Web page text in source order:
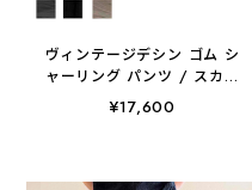
ヴィンテージデシン ゴム シ
ャーリング パンツ / スカン
ツ / キュロット 【 日本製
¥17,600